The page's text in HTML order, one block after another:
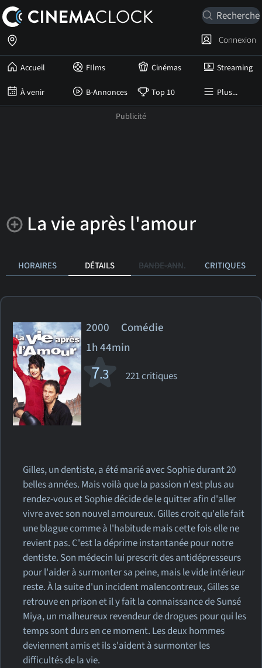
Accueil FIlms Cinémas Streaming
À venir B-Annonces Top 10 Plus...
Connexion
La vie après l'amour
HORAIRES DÉTAILS BANDE-ANN. CRITIQUES
2000 Comédie
1h 44min
7.3 221 critiques
Gilles, un dentiste, a été marié avec Sophie durant 20
belles années. Mais voilà que la passion n'est plus au
rendez-vous et Sophie décide de le quitter afin d'aller
vivre avec son nouvel amoureux. Gilles croit qu'elle fait
une blague comme à l'habitude mais cette fois elle ne
revient pas. C'est la déprime instantanée pour notre
dentiste. Son médecin lui prescrit des antidépresseurs
pour l'aider à surmonter sa peine, mais le vide intérieur
reste. À la suite d'un incident malencontreux, Gilles se
retrouve en prison et il y fait la connaissance de Sunsé
Miya, un malheureux revendeur de drogues pour qui les
temps sont durs en ce moment. Les deux hommes
deviennent amis et ils s'aident à surmonter les
difficultés de la vie.